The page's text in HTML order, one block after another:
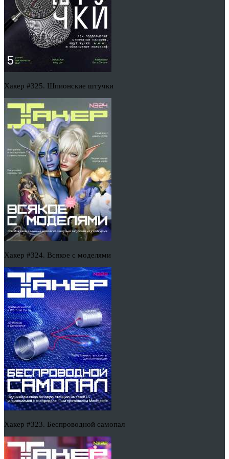
Хакер #325. Шпионские штучки
Хакер #324. Всякое с моделями
Хакер #323. Беспроводной самопал